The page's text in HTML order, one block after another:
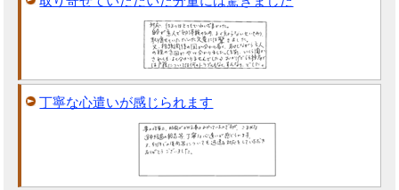
丁寧な心遣いが感じられます